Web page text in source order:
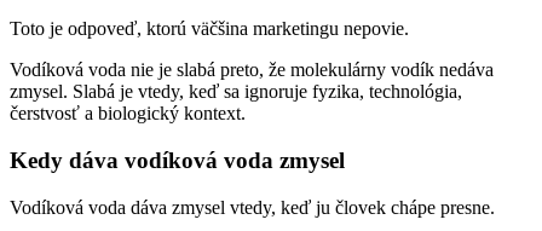
Toto je odpoveď, ktorú väčšina marketingu nepovie.
Vodíková voda nie je slabá preto, že molekulárny vodík nedáva
zmysel. Slabá je vtedy, keď sa ignoruje fyzika, technológia,
čerstvosť a biologický kontext.
Kedy dáva vodíková voda zmysel
Vodíková voda dáva zmysel vtedy, keď ju človek chápe presne.